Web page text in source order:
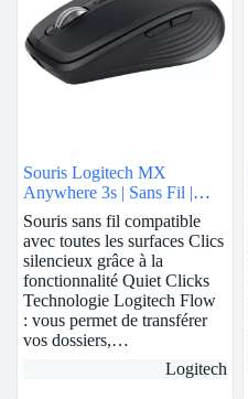
Souris Logitech MX
Anywhere 3s | Sans Fil |
Graphite
Souris sans fil compatible
avec toutes les surfaces Clics
silencieux grâce à la
fonctionnalité Quiet Clicks
Technologie Logitech Flow
: vous permet de transférer
vos dossiers,…
Logitech